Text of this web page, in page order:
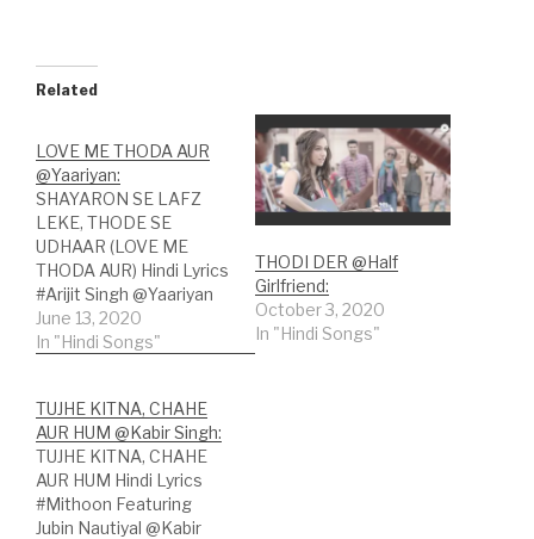
Related
LOVE ME THODA AUR
@Yaariyan:
SHAYARON SE LAFZ
LEKE, THODE SE
UDHAAR (LOVE ME
THODA AUR) Hindi Lyrics
#Arijit Singh @Yaariyan
Song Credits: Song:
Love Me Thoda Aur
Irshad Kamil Music
Label: T-Series; Hindi
Lyrics:शायरों से लफ्ज़ लेकेथोड़े
से उधारबोलना ये चाहता हूंदिल से
तुमको यारहो रहा था हो…
June 13, 2020
In "Hindi Songs"
THODI DER @Half
Girlfriend:
October 3, 2020
In "Hindi Songs"
TUJHE KITNA, CHAHE
AUR HUM @Kabir Singh:
TUJHE KITNA, CHAHE
AUR HUM Hindi Lyrics
#Mithoon Featuring
Jubin Nautiyal @Kabir